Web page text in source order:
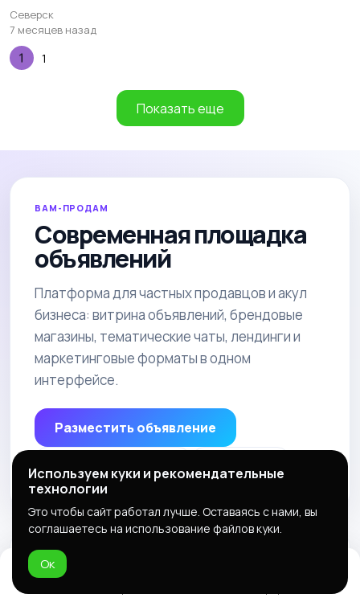
Северск
7 месяцев назад
1
Показать еще
ВАМ-ПРОДАМ
Современная площадка
объявлений
Платформа для частных продавцов и акул
бизнеса: витрина объявлений, брендовые
магазины, тематические чаты, лендинги и
маркетинговые форматы в одном
интерфейсе.
Разместить объявление
ПРИЛОЖЕНИЕ
Управляйте объявлениями с
телефона
Используем куки и рекомендательные
технологии
Это чтобы сайт работал лучше. Оставаясь с нами, вы
соглашаетесь на использование файлов куки.
Ок